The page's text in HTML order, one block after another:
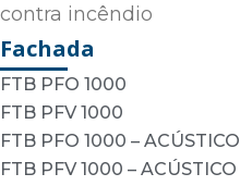
Fachada
FTB PFO 1000
FTB PFV 1000
FTB PFO 1000 – ACÚSTICO
FTB PFV 1000 – ACÚSTICO
contra incêndio